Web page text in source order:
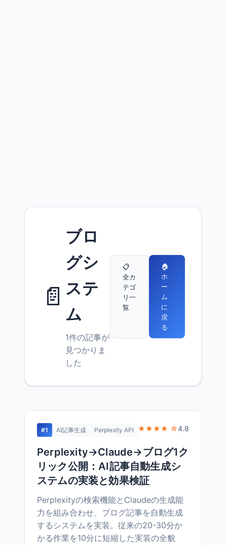
📄
ブロ
グシ
ステ
ム
1件の記事が
見つかりま
した
📋
全カ
テゴ
リ一
覧
🏠
ホ
ー
ム
に
戻
る
#1 AI記事生成 Perplexity API ★★★★ ☆4.8
Perplexity→Claude→ブログ1ク
リック公開：AI記事自動生成シ
ステムの実装と効果検証
Perplexityの検索機能とClaudeの生成能
力を組み合わせ、ブログ記事を自動生成
するシステムを実装。従来の20-30分か
かる作業を10分に短縮した実装の全貌